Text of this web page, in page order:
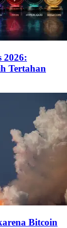
2026:
Tertahan
Bitcoin